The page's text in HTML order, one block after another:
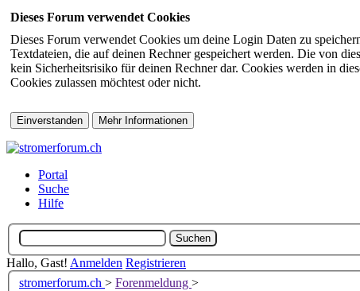
Dieses Forum verwendet Cookies
Dieses Forum verwendet Cookies um deine Login Daten zu
Textdateien, die auf deinen Rechner gespeichert werden. Die von
kein Sicherheitsrisiko für deinen Rechner dar. Cookies werden in
Cookies zulassen möchtest oder nicht.
Portal
Suche
Hilfe
Hallo, Gast! Anmelden Registrieren
stromerforum.ch > Forenmeldung >